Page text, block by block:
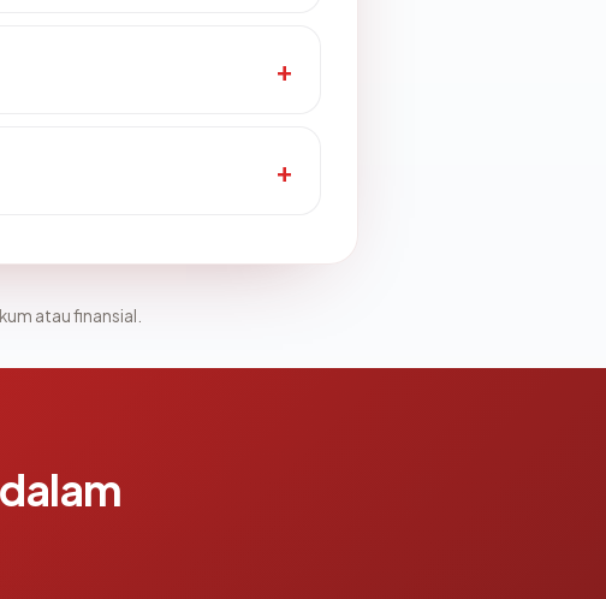
atau finansial.